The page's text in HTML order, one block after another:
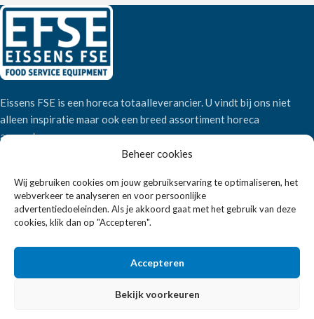
Beheer cookies
Wij gebruiken cookies om jouw gebruikservaring te optimaliseren, het
webverkeer te analyseren en voor persoonlijke
advertentiedoeleinden. Als je akkoord gaat met het gebruik van deze
cookies, klik dan op "Accepteren".
Accepteren
Bekijk voorkeuren
Eissens FSE is een horeca totaalleverancier. U vindt bij ons niet
alleen inspiratie maar ook een breed assortiment horeca
apparatuur.
Wandelweg 198, 1521 AM Wormerveer
Telefoon:+31 6 2708 6347
E-mail:verkoop@eissensfse.nl
Onze aanpak